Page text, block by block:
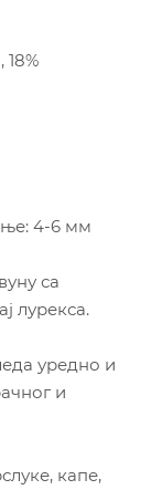
4-6 мм
са
лурекса.
уредно и
и
капе,